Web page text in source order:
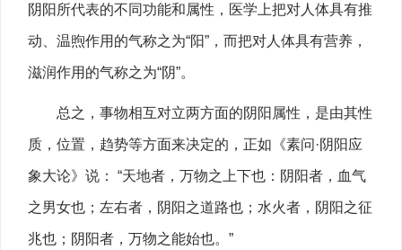
阴阳所代表的不同功能和属性，医学上把对人体具有推
动、温煦作用的气称之为“阳”，而把对人体具有营养，
滋润作用的气称之为“阴”。
总之，事物相互对立两方面的阴阳属性，是由其性
质，位置，趋势等方面来决定的，正如《素问·阴阳应
象大论》说： “天地者，万物之上下也：阴阳者，血气
之男女也；左右者，阴阳之道路也；水火者，阴阳之征
兆也；阴阳者，万物之能始也。”